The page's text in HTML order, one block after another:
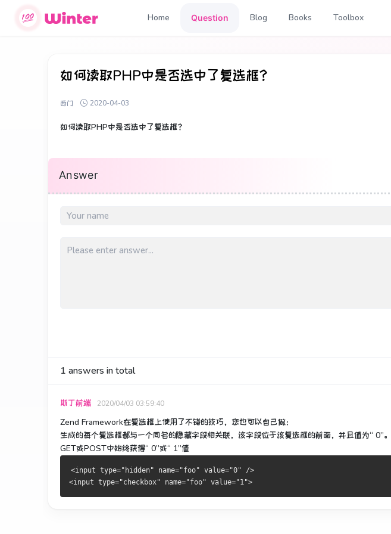
Home Question Blog Books Toolbox
如何读取PHP中是否选中了复选框？
西门 2020-04-03
如何读取PHP中是否选中了复选框？
Answer
1 answers in total
斯丁前端 2020/04/03 03:59:40
Zend Framework在复选框上使用了不错的技巧，您也可以自己做：
生成的每个复选框都与一个同名的隐藏字段相关联，该字段位于该复选框的前面，并且值为“ 0”。
GET或POST中始终获得“ 0”或“ 1”值
<input type="hidden" name="foo" value="0" />
<input type="checkbox" name="foo" value="1">